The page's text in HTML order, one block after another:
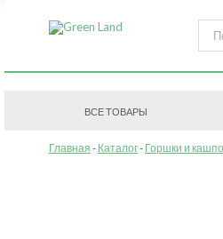
ВСЕ ТОВАРЫ
Главная Каталог Горшки и